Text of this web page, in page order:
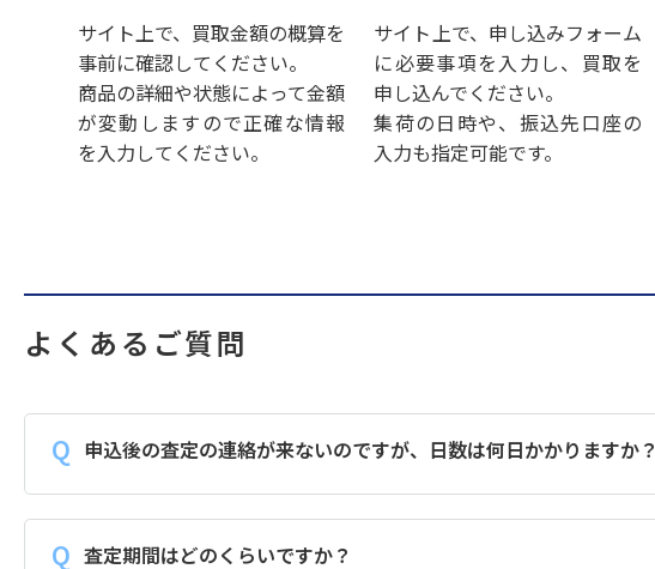
サイト上で、買取金額の概算を
事前に確認してください。
商品の詳細や状態によって金額
が変動しますので正確な情報
を入力してください。
サイト上で、申し込みフォーム
に必要事項を入力し、買取を
申し込んでください。
集荷の日時や、振込先口座の
入力も指定可能です。
よくあるご質問
申込後の査定の連絡が来ないのですが、日数は何日かかりますか？
査定期間はどのくらいですか？